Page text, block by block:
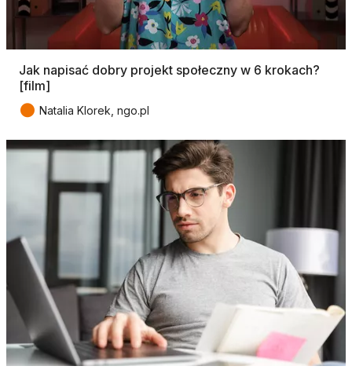
Jak napisać dobry projekt społeczny w 6 krokach?
[film]
● Natalia Klorek, ngo.pl